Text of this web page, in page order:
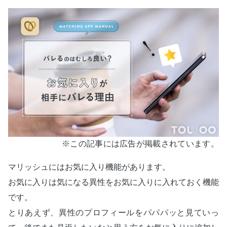
※この記事には広告が掲載されています。
マリッシュにはお気に入り機能があります。
お気に入りは気になる異性をお気に入りに入れておく機能
です。
とりあえず、異性のプロフィールをパパパッと見ていっ